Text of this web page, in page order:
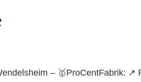
– 🥇ProCentFabrik: ↗️